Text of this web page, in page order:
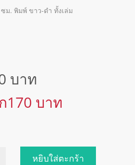
ซม. พิมพ์ ขาว-ดำ ทั้งเล่ม
บาท
170 บาท
หยิบใส่ตะกร้า